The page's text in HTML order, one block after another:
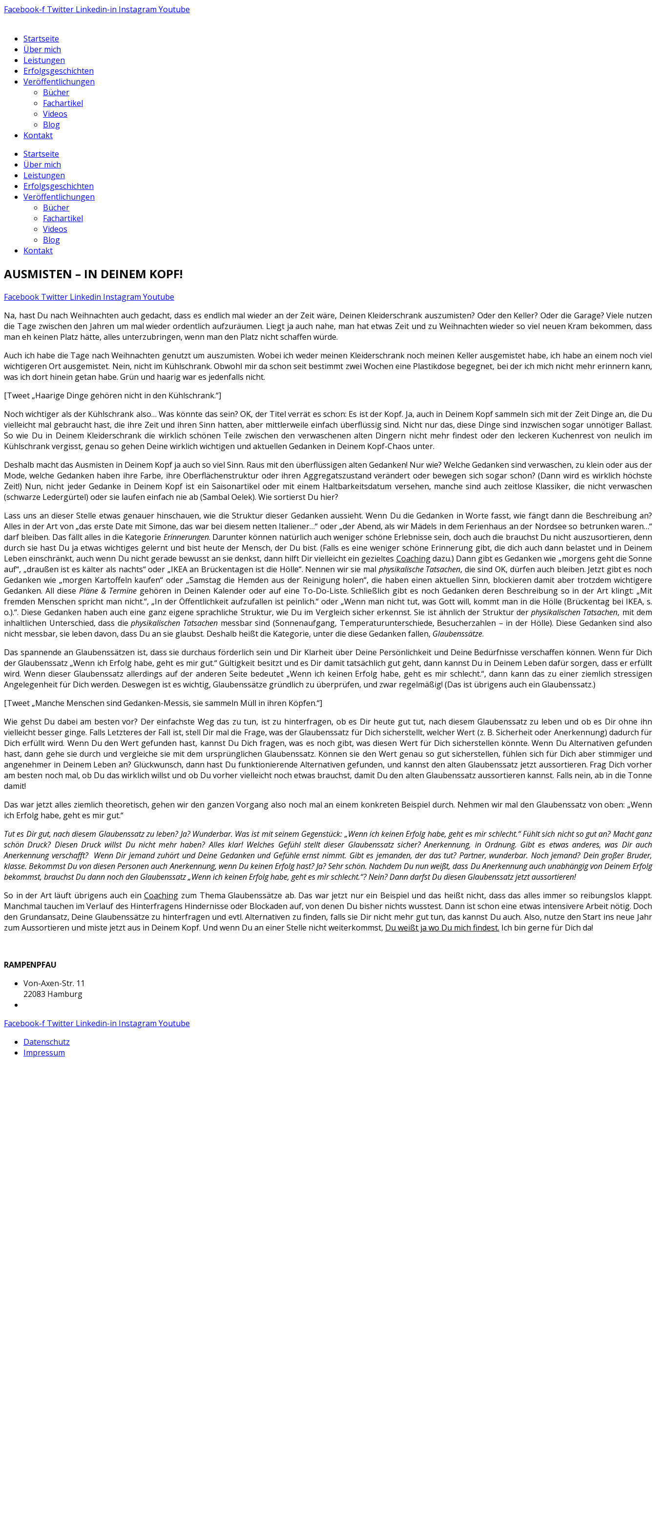
Zum
Facebook-f Twitter Linkedin-in Instagram Youtube
Startseite
Über mich
Leistungen
Erfolgsgeschichten
Veröffentlichungen
Bücher
Fachartikel
Videos
Blog
Kontakt
Startseite
Über mich
Leistungen
Erfolgsgeschichten
Veröffentlichungen
Bücher
Fachartikel
Videos
Blog
Kontakt
AUSMISTEN – IN DEINEM KOPF!
Facebook Twitter Linkedin Instagram Youtube
Na, hast Du nach Weihnachten auch gedacht, dass es endlich mal wieder an der Zeit wäre, Deinen Kleiderschrank auszumisten? Oder den Keller? Oder die Garage? Viele nutzen
die Tage zwischen den Jahren um mal wieder ordentlich aufzuräumen. Liegt ja auch nahe, man hat etwas Zeit und zu Weihnachten wieder so viel neuen Kram bekommen, dass
man eh keinen Platz hätte, alles unterzubringen, wenn man den Platz nicht schaffen würde.
Auch ich habe die Tage nach Weihnachten genutzt um auszumisten. Wobei ich weder meinen Kleiderschrank noch meinen Keller ausgemistet habe, ich habe an einem noch viel
wichtigeren Ort ausgemistet. Nein, nicht im Kühlschrank. Obwohl mir da schon seit bestimmt zwei Wochen eine Plastikdose begegnet, bei der ich mich nicht mehr erinnern kann,
was ich dort hinein getan habe. Grün und haarig war es jedenfalls nicht.
[Tweet „Haarige Dinge gehören nicht in den Kühlschrank.“]
Noch wichtiger als der Kühlschrank also… Was könnte das sein? OK, der Titel verrät es schon: Es ist der Kopf. Ja, auch in Deinem Kopf sammeln sich mit der Zeit Dinge an, die Du
vielleicht mal gebraucht hast, die ihre Zeit und ihren Sinn hatten, aber mittlerweile einfach überflüssig sind. Nicht nur das, diese Dinge sind inzwischen sogar unnötiger Ballast.
So wie Du in Deinem Kleiderschrank die wirklich schönen Teile zwischen den verwaschenen alten Dingern nicht mehr findest oder den leckeren Kuchenrest von neulich im
Kühlschrank vergisst, genau so gehen Deine wirklich wichtigen und aktuellen Gedanken in Deinem Kopf-Chaos unter.
Deshalb macht das Ausmisten in Deinem Kopf ja auch so viel Sinn. Raus mit den überflüssigen alten Gedanken! Nur wie? Welche Gedanken sind verwaschen, zu klein oder aus der
Mode, welche Gedanken haben ihre Farbe, ihre Oberflächenstruktur oder ihren Aggregatszustand verändert oder bewegen sich sogar schon? (Dann wird es wirklich höchste
Zeit!) Nun, nicht jeder Gedanke in Deinem Kopf ist ein Saisonartikel oder mit einem Haltbarkeitsdatum versehen, manche sind auch zeitlose Klassiker, die nicht verwaschen
(schwarze Ledergürtel) oder sie laufen einfach nie ab (Sambal Oelek). Wie sortierst Du hier?
Lass uns an dieser Stelle etwas genauer hinschauen, wie die Struktur dieser Gedanken aussieht. Wenn Du die Gedanken in Worte fasst, wie fängt dann die Beschreibung an?
Alles in der Art von „das erste Date mit Simone, das war bei diesem netten Italiener…“ oder „der Abend, als wir Mädels in dem Ferienhaus an der Nordsee so betrunken waren…“
darf bleiben. Das fällt alles in die Kategorie Erinnerungen. Darunter können natürlich auch weniger schöne Erlebnisse sein, doch auch die brauchst Du nicht auszusortieren, denn
durch sie hast Du ja etwas wichtiges gelernt und bist heute der Mensch, der Du bist. (Falls es eine weniger schöne Erinnerung gibt, die dich auch dann belastet und in Deinem
Leben einschränkt, auch wenn Du nicht gerade bewusst an sie denkst, dann hilft Dir vielleicht ein gezieltes Coachingdazu.) Dann gibt es Gedanken wie „morgens geht die Sonne
auf“, „draußen ist es kälter als nachts“ oder „IKEA an Brückentagen ist die Hölle“. Nennen wir sie mal physikalische Tatsachen, die sind OK, dürfen auch bleiben. Jetzt gibt es noch
Gedanken wie „morgen Kartoffeln kaufen“ oder „Samstag die Hemden aus der Reinigung holen“, die haben einen aktuellen Sinn, blockieren damit aber trotzdem wichtigere
Gedanken. All diese Pläne & Termine gehören in Deinen Kalender oder auf eine To-Do-Liste. Schließlich gibt es noch Gedanken deren Beschreibung so in der Art klingt: „Mit
fremden Menschen spricht man nicht.“, „In der Öffentlichkeit aufzufallen ist peinlich.“ oder „Wenn man nicht tut, was Gott will, kommt man in die Hölle (Brückentag bei IKEA, s.
o.).“. Diese Gedanken haben auch eine ganz eigene sprachliche Struktur, wie Du im Vergleich sicher erkennst. Sie ist ähnlich der Struktur derphysikalischen Tatsachen, mit dem
inhaltlichen Unterschied, dass diephysikalischen Tatsachen messbar sind (Sonnenaufgang, Temperaturunterschiede, Besucherzahlen – in der Hölle). Diese Gedanken sind also
nicht messbar, sie leben davon, dass Du an sie glaubst. Deshalb heißt die Kategorie, unter die diese Gedanken fallen, Glaubenssätze.
Das spannende an Glaubenssätzen ist, dass sie durchaus förderlich sein und Dir Klarheit über Deine Persönlichkeit und Deine Bedürfnisse verschaffen können. Wenn für Dich
der Glaubenssatz „Wenn ich Erfolg habe, geht es mir gut.“ Gültigkeit besitzt und es Dir damit tatsächlich gut geht, dann kannst Du in Deinem Leben dafür sorgen, dass er erfüllt
wird. Wenn dieser Glaubenssatz allerdings auf der anderen Seite bedeutet „Wenn ich keinen Erfolg habe, geht es mir schlecht.“, dann kann das zu einer ziemlich stressigen
Angelegenheit für Dich werden. Deswegen ist es wichtig, Glaubenssätze gründlich zu überprüfen, und zwar regelmäßig! (Das ist übrigens auch ein Glaubenssatz.)
[Tweet „Manche Menschen sind Gedanken-Messis, sie sammeln Müll in ihren Köpfen.“]
Wie gehst Du dabei am besten vor? Der einfachste Weg das zu tun, ist zu hinterfragen, ob es Dir heute gut tut, nach diesem Glaubenssatz zu leben und ob es Dir ohne ihn
vielleicht besser ginge. Falls Letzteres der Fall ist, stell Dir mal die Frage, was der Glaubenssatz für Dich sicherstellt, welcher Wert (z. B. Sicherheit oder Anerkennung) dadurch für
Dich erfüllt wird. Wenn Du den Wert gefunden hast, kannst Du Dich fragen, was es noch gibt, was diesen Wert für Dich sicherstellen könnte. Wenn Du Alternativen gefunden
hast, dann gehe sie durch und vergleiche sie mit dem ursprünglichen Glaubenssatz. Können sie den Wert genau so gut sicherstellen, fühlen sich für Dich aber stimmiger und
angenehmer in Deinem Leben an? Glückwunsch, dann hast Du funktionierende Alternativen gefunden, und kannst den alten Glaubenssatz jetzt aussortieren. Frag Dich vorher
am besten noch mal, ob Du das wirklich willst und ob Du vorher vielleicht noch etwas brauchst, damit Du den alten Glaubenssatz aussortieren kannst. Falls nein, ab in die Tonne
damit!
Das war jetzt alles ziemlich theoretisch, gehen wir den ganzen Vorgang also noch mal an einem konkreten Beispiel durch. Nehmen wir mal den Glaubenssatz von oben: „Wenn
ich Erfolg habe, geht es mir gut.“
Tut es Dir gut, nach diesem Glaubenssatz zu leben? Ja? Wunderbar. Was ist mit seinem Gegenstück: „Wenn ich keinen Erfolg habe, geht es mir schlecht.“ Fühlt sich nicht so gut an? Macht ganz
schön Druck? Diesen Druck willst Du nicht mehr haben? Alles klar! Welches Gefühl stellt dieser Glaubenssatz sicher? Anerkennung, in Ordnung. Gibt es etwas anderes, was Dir auch
Anerkennung verschafft? Wenn Dir jemand zuhört und Deine Gedanken und Gefühle ernst nimmt. Gibt es jemanden, der das tut? Partner, wunderbar. Noch jemand? Dein großer Bruder,
klasse. Bekommst Du von diesen Personen auch Anerkennung, wenn Du keinen Erfolg hast? Ja? Sehr schön. Nachdem Du nun weißt, dass Du Anerkennung auch unabhängig von Deinem Erfolg
bekommst, brauchst Du dann noch den Glaubenssatz „Wenn ich keinen Erfolg habe, geht es mir schlecht.“? Nein? Dann darfst Du diesen Glaubenssatz jetzt aussortieren!
So in der Art läuft übrigens auch einCoaching zum Thema Glaubenssätze ab. Das war jetzt nur ein Beispiel und das heißt nicht, dass das alles immer so reibungslos klappt.
Manchmal tauchen im Verlauf des Hinterfragens Hindernisse oder Blockaden auf, von denen Du bisher nichts wusstest. Dann ist schon eine etwas intensivere Arbeit nötig. Doch
den Grundansatz, Deine Glaubenssätze zu hinterfragen und evtl. Alternativen zu finden, falls sie Dir nicht mehr gut tun, das kannst Du auch. Also, nutze den Start ins neue Jahr
zum Aussortieren und miste jetzt aus in Deinem Kopf. Und wenn Du an einer Stelle nicht weiterkommst, Du weißt ja wo Du mich findest. Ich bin gerne für Dich da!
RAMPENPFAU
Von-Axen-Str. 11
22083 Hamburg
Facebook-f Twitter Linkedin-in Instagram Youtube
Datenschutz
Impressum